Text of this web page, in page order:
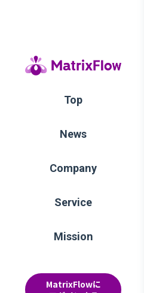
Top
News
Company
Service
Mission
MatrixFlowに